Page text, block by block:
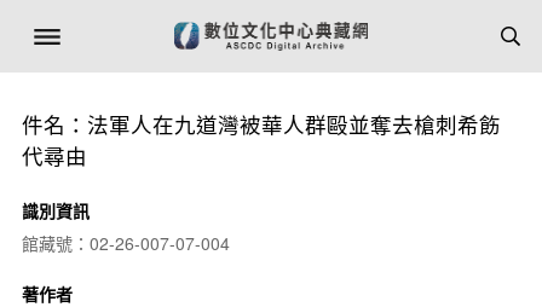
件名：法軍人在九道灣被華人群毆並奪去槍刺希飭
代尋由
識別資訊
館藏號：02-26-007-07-004
著作者